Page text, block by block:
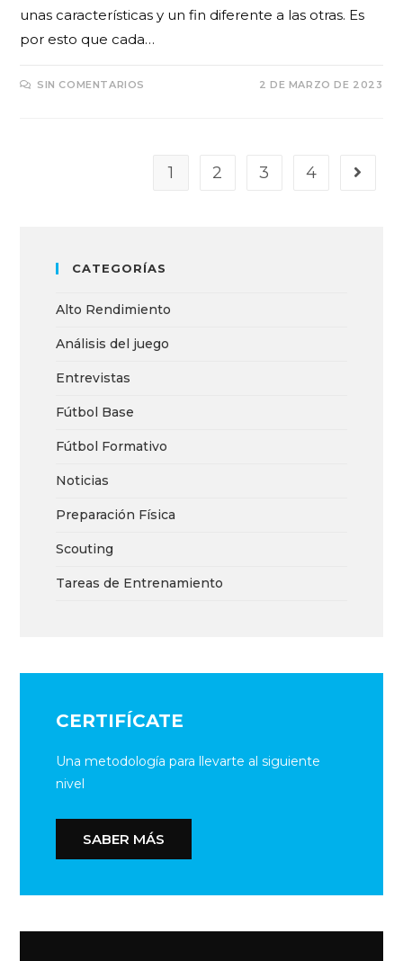
unas características y un fin diferente a las otras. Es
por esto que cada…
SIN COMENTARIOS 2 DE MARZO DE 2023
1 2 3 4
CATEGORÍAS
Alto Rendimiento
Análisis del juego
Entrevistas
Fútbol Base
Fútbol Formativo
Noticias
Preparación Física
Scouting
Tareas de Entrenamiento
CERTIFÍCATE
Una metodología para llevarte al siguiente
nivel
SABER MÁS